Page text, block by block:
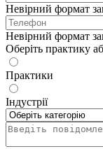
Невірний формат
Невірний формат
Оберіть практику
Практики
Індустрії